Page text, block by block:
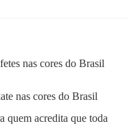
nas cores do Brasil
nas cores do Brasil
quem acredita que toda